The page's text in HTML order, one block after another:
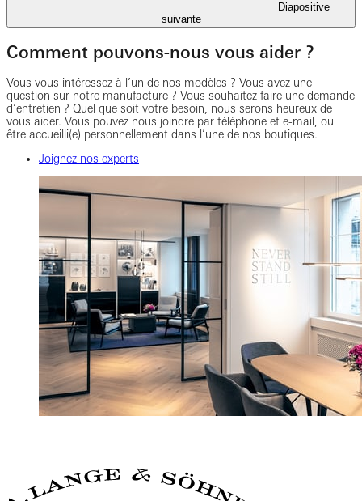
Diapositive
suivante
Comment pouvons-nous vous aider ?
Vous vous intéressez à l’un de nos modèles ? Vous avez une
question sur notre manufacture ? Vous souhaitez faire une demande
d’entretien ? Quel que soit votre besoin, nous serons heureux de
vous aider. Vous pouvez nous joindre par téléphone et e-mail, ou
être accueilli(e) personnellement dans l’une de nos boutiques.
Joignez nos experts